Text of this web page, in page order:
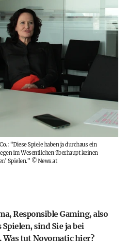
"Diese Spiele haben ja durchaus ein
im Wesentlichen überhaupt keinen
Spielen." ©News.at
Responsible Gaming, also
sind Sie ja bei
tut Novomatic hier?